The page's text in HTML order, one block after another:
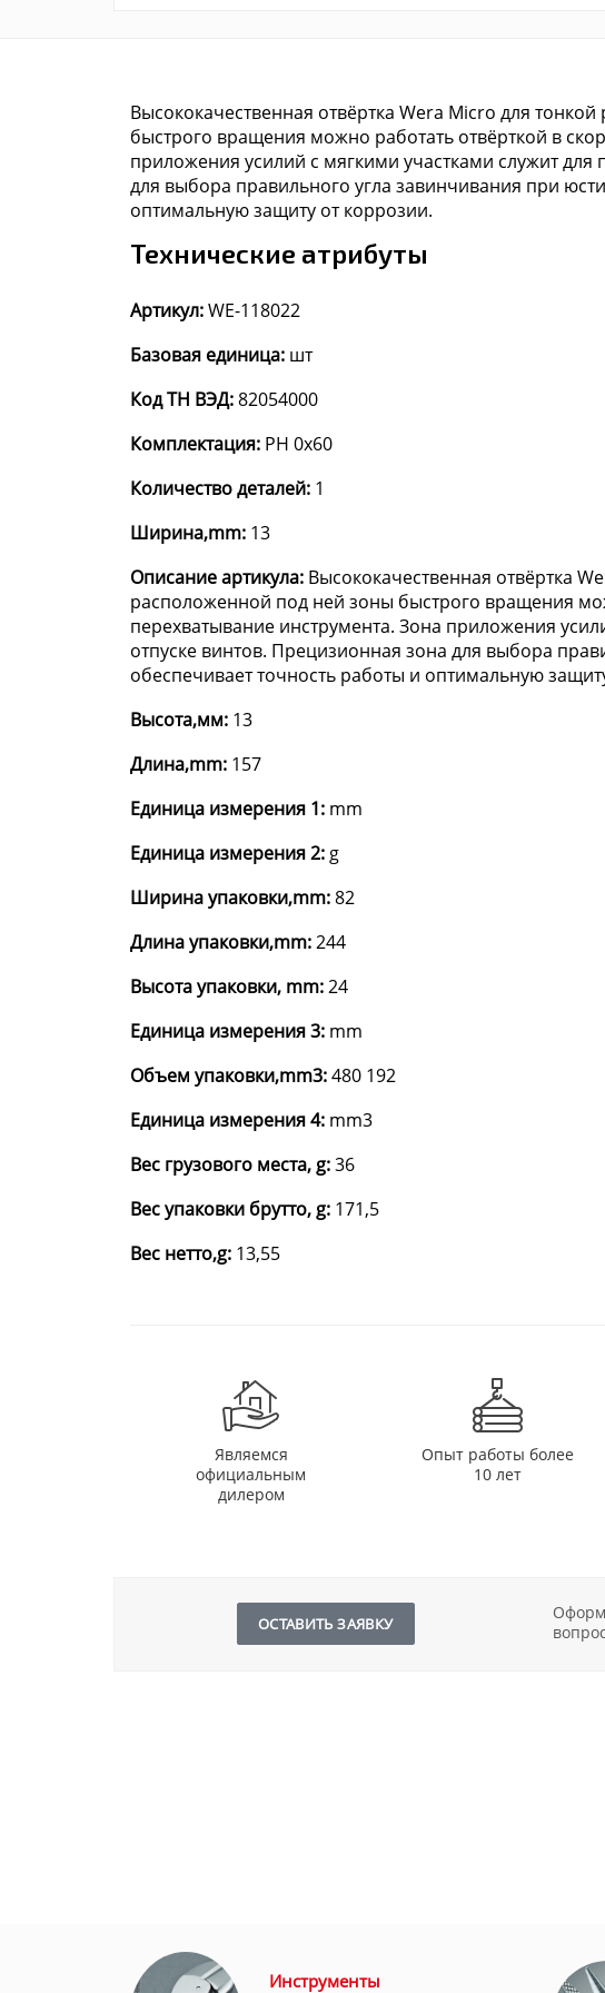
Высококачественная отвёртка Wera Micro для
быстрого вращения можно работать отвёрткой в
приложения усилий с мягкими участками служит
для выбора правильного угла завинчивания при
оптимальную защиту от коррозии.
Технические атрибуты
Артикул:WE-118022
Базовая единица: шт
Код ТН ВЭД:82054000
Комплектация: PH 0x60
Количество деталей: 1
Ширина,mm: 13
Описание артикула: Высококачественная отвёртка
расположенной под ней зоны быстрого вращения
перехватывание инструмента. Зона приложения
отпуске винтов. Прецизионная зона для выбора
обеспечивает точность работы и оптимальную
Высота,мм: 13
Длина,mm: 157
Единица измерения 1: mm
Единица измерения 2: g
Ширина упаковки,mm:82
Длина упаковки,mm:244
Высота упаковки, mm:24
Единица измерения 3: mm
Объем упаковки,mm3:480 192
Единица измерения 4: mm3
Вес грузового места, g:36
Вес упаковки брутто, g: 171,5
Вес нетто,g: 13,55
Являемся
официальным
дилером
Опыт работы более
10 лет
ОСТАВИТЬ ЗАЯВКУ
Инструменты